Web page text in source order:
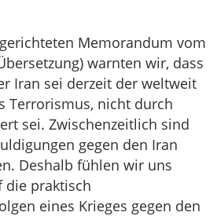
Memorandum vom
warnten wir, dass
Iran sei derzeit der weltweit
Terrorismus, nicht durch
sei. Zwischenzeitlich sind
gegen den Iran
Deshalb fühlen wir uns
die praktisch
eines Krieges gegen den